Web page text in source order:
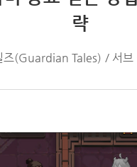
략
즈(Guardian Tales) / 서브